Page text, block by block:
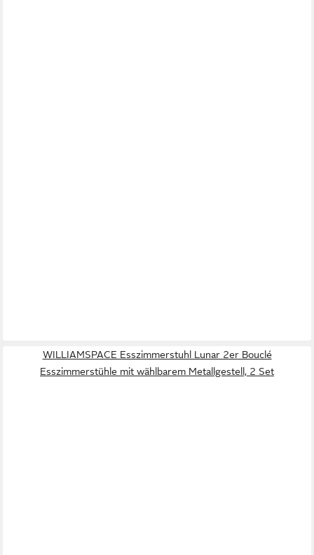
WILLIAMSPACE Esszimmerstuhl Lunar 2er Bouclé
Esszimmerstühle mit wählbarem Metallgestell, 2 Set